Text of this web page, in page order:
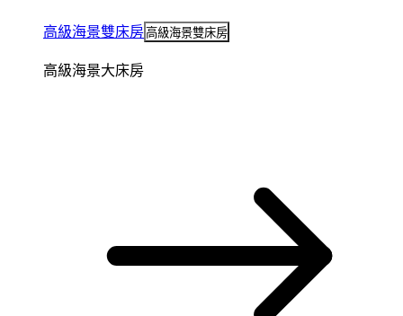
高級海景雙床房高級海景雙床房
高級海景大床房